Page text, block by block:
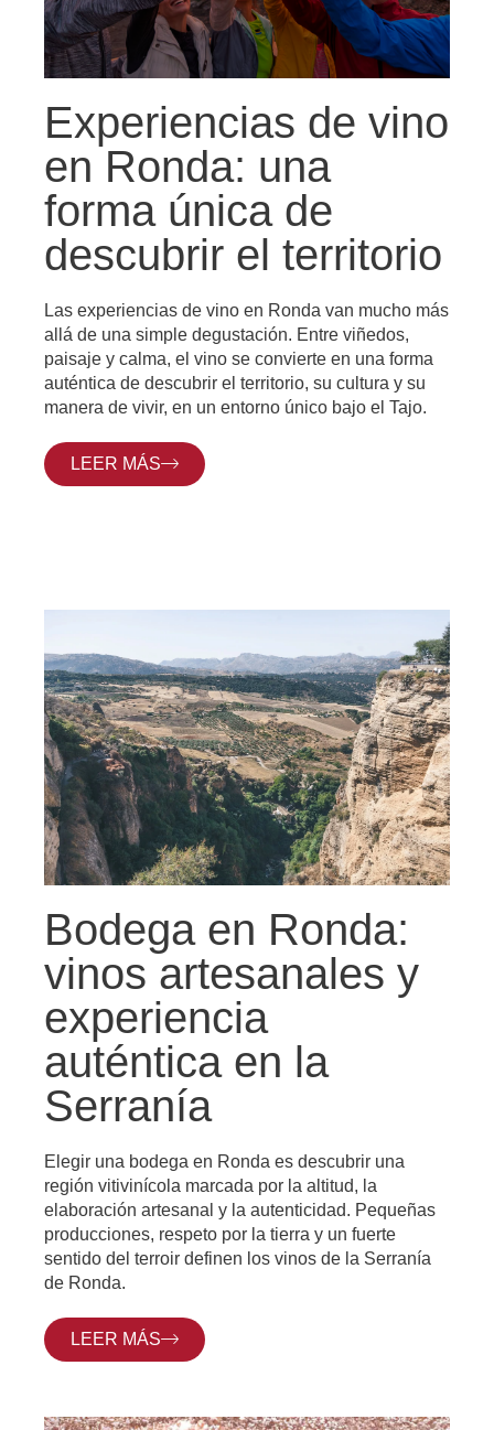
Experiencias de vino
en Ronda: una
forma única de
descubrir el territorio
Las experiencias de vino en Ronda van mucho más
allá de una simple degustación. Entre viñedos,
paisaje y calma, el vino se convierte en una forma
auténtica de descubrir el territorio, su cultura y su
manera de vivir, en un entorno único bajo el Tajo.
LEER MÁS
Bodega en Ronda:
vinos artesanales y
experiencia
auténtica en la
Serranía
Elegir una bodega en Ronda es descubrir una
región vitivinícola marcada por la altitud, la
elaboración artesanal y la autenticidad. Pequeñas
producciones, respeto por la tierra y un fuerte
sentido del terroir definen los vinos de la Serranía
de Ronda.
LEER MÁS